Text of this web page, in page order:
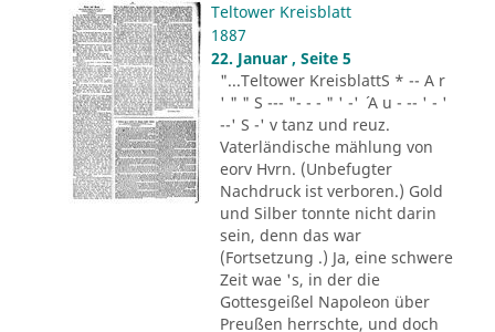
Teltower Kreisblatt
1887
22. Januar , Seite 5
"...Teltower KreisblattS * -- A r
' " " S --- "- - - " ' -' ´ A u - -- ' - '
--' S -' v tanz und reuz.
Vaterländische mählung von
eorv Hvrn. (Unbefugter
Nachdruck ist verboren.) Gold
und Silber tonnte nicht darin
sein, denn das war
(Fortsetzung .) Ja, eine schwere
Zeit wae 's, in der die
Gottesgeißel Napoleon über
Preußen herrschte, und doch